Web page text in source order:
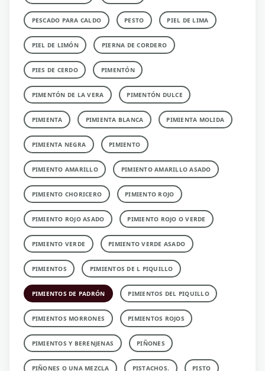
PESCADO PARA CALDO PESTO PIEL DE LIMA
PIEL DE LIMÓN PIERNA DE CORDERO
PIES DE CERDO PIMENTÓN
PIMENTÓN DE LA VERA PIMENTÓN DULCE
PIMIENTA PIMIENTA BLANCA PIMIENTA MOLIDA
PIMIENTA NEGRA PIMIENTO
PIMIENTO AMARILLO PIMIENTO AMARILLO ASADO
PIMIENTO CHORICERO PIMIENTO ROJO
PIMIENTO ROJO ASADO PIMIENTO ROJO O VERDE
PIMIENTO VERDE PIMIENTO VERDE ASADO
PIMIENTOS PIMIENTOS DE L PIQUILLO
PIMIENTOS DE PADRÓN PIMIENTOS DEL PIQUILLO
PIMIENTOS MORRONES PIMIENTOS ROJOS
PIMIENTOS Y BERENJENAS PIÑONES
PIÑONES O UNA MEZCLA PISTACHOS. PISTO